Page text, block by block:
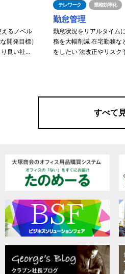
るノベル
開発目標）
良い社...
勤怠管理
テレワーク 業務効率化
勤怠状況をリアルタイム
務を大幅削減 在宅勤務な
をしたい 法改正やリスク
すべて